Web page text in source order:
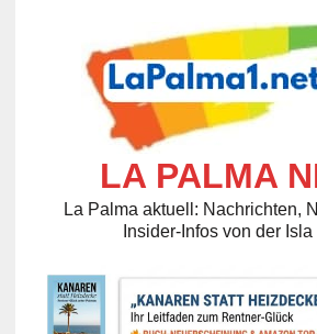
LA PALMA
La Palma aktuell: Nachrichten,
Insider-Infos von der